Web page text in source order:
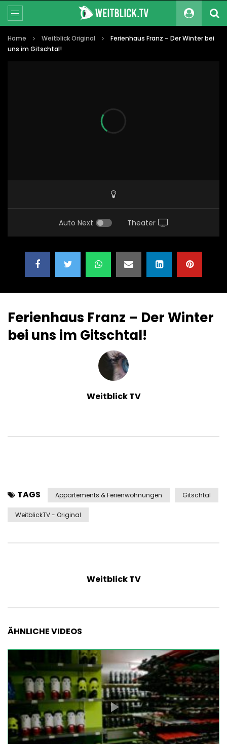
Home Weitblick Original
Ferienhaus Franz – Der Winter bei
uns im Gitschtal!
Auto Next Theater
Ferienhaus Franz – Der Winter
bei uns im Gitschtal!
Weitblick TV
TAGS Appartements & Ferienwohnungen Gitschtal
WeitblickTV - Original
Weitblick TV
ÄHNLICHE VIDEOS